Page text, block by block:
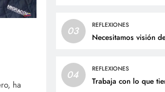
03 REFLEXIONES
Necesitamos visión
04 REFLEXIONES
Trabaja con lo que
ha